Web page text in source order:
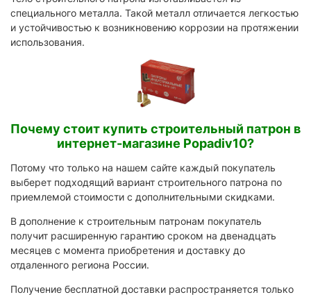
специального металла. Такой металл отличается легкостью
и устойчивостью к возникновению коррозии на протяжении
использования.
Почему стоит купить строительный патрон в
интернет-магазине Popadiv10?
Потому что только на нашем сайте каждый покупатель
выберет подходящий вариант строительного патрона по
приемлемой стоимости с дополнительными скидками.
В дополнение к строительным патронам покупатель
получит расширенную гарантию сроком на двенадцать
месяцев с момента приобретения и доставку до
отдаленного региона России.
Получение бесплатной доставки распространяется только